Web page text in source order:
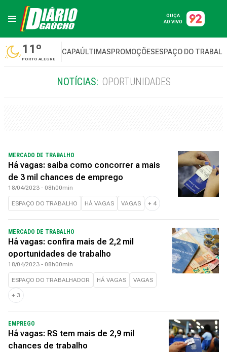
OUÇA
AO VIVO
11º
PORTO ALEGRE
CAPAÚLTIMASPROMOÇÕESESPAÇO DO
NOTÍCIAS: OPORTUNIDADES
MERCADO DE TRABALHO
Há vagas: saiba como concorrer a mais
de 3 mil chances de emprego
18/04/2023 - 08h00min
ESPAÇO DO TRABALHO HÁ VAGAS VAGAS + 4
MERCADO DE TRABALHO
Há vagas: confira mais de 2,2 mil
oportunidades de trabalho
18/04/2023 - 08h00min
ESPAÇO DO TRABALHADOR HÁ VAGAS VAGAS
+ 3
EMPREGO
Há vagas: RS tem mais de 2,9 mil
chances de trabalho